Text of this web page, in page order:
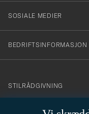
SOSIALE MEDIER
BEDRIFTSINFORMASJON
STILRÅDGIVNING